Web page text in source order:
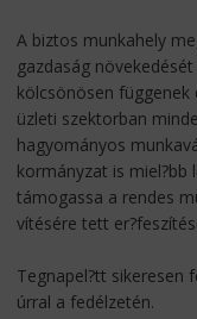
A biztos munkahely
gazdaság
kölcsönösen függenek
üzleti szektorban
hagyományos
kormányzat is miel?bb
támogassa a rendes
vítésére tett
Tegnapel?tt sikeresen
úrral a fedélzetén.